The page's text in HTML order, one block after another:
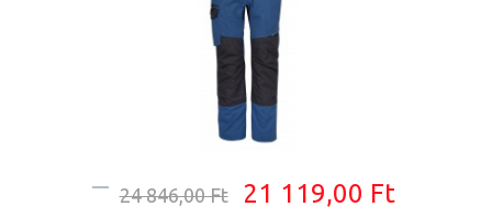
24 846,00 Ft 21 119,00 Ft